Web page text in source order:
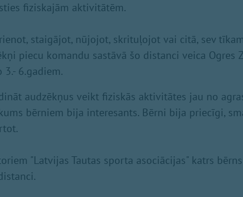
fiziskajām aktivitātēm.
staigājot, nūjojot, skrituļojot vai citā, sev
piecu komandu sastāvā šo distanci veica Ogres
3.- 6.gadiem.
audzēkņus veikt fiziskās aktivitātes jau no
bērniem bija interesants. Bērni bija priecīgi,
"Latvijas Tautas sporta asociācijas" katrs